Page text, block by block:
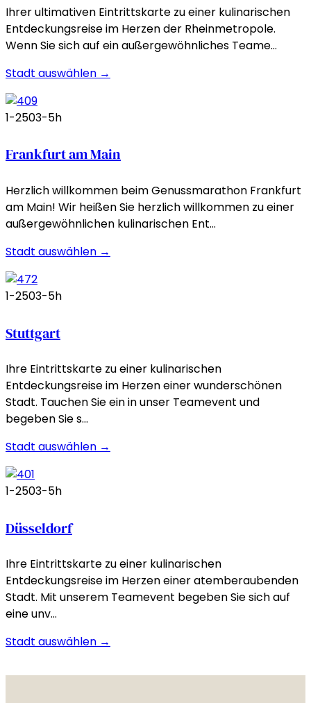
Ihrer ultimativen Eintrittskarte zu einer kulinarischen
Entdeckungsreise im Herzen der Rheinmetropole.
Wenn Sie sich auf ein außergewöhnliches Teame…
Stadt auswählen →
1-2503-5h
Frankfurt am Main
Herzlich willkommen beim Genussmarathon Frankfurt
am Main! Wir heißen Sie herzlich willkommen zu einer
außergewöhnlichen kulinarischen Ent…
Stadt auswählen →
1-2503-5h
Stuttgart
Ihre Eintrittskarte zu einer kulinarischen
Entdeckungsreise im Herzen einer wunderschönen
Stadt. Tauchen Sie ein in unser Teamevent und
begeben Sie s…
Stadt auswählen →
1-2503-5h
Düsseldorf
Ihre Eintrittskarte zu einer kulinarischen
Entdeckungsreise im Herzen einer atemberaubenden
Stadt. Mit unserem Teamevent begeben Sie sich auf
eine unv…
Stadt auswählen →